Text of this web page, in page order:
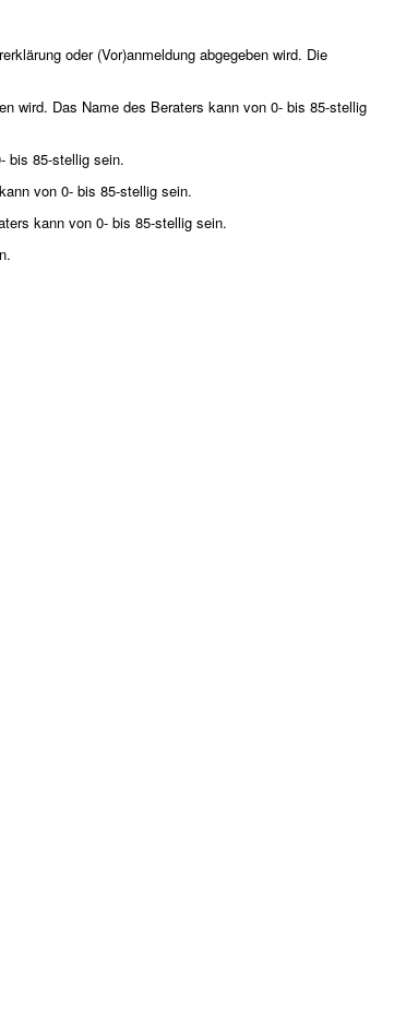
oder (Vor)anmeldung abgegeben wird. Die
wird. Das Name des Beraters kann von 0- bis 85-stellig
bis 85-stellig sein.
von 0- bis 85-stellig sein.
kann von 0- bis 85-stellig sein.